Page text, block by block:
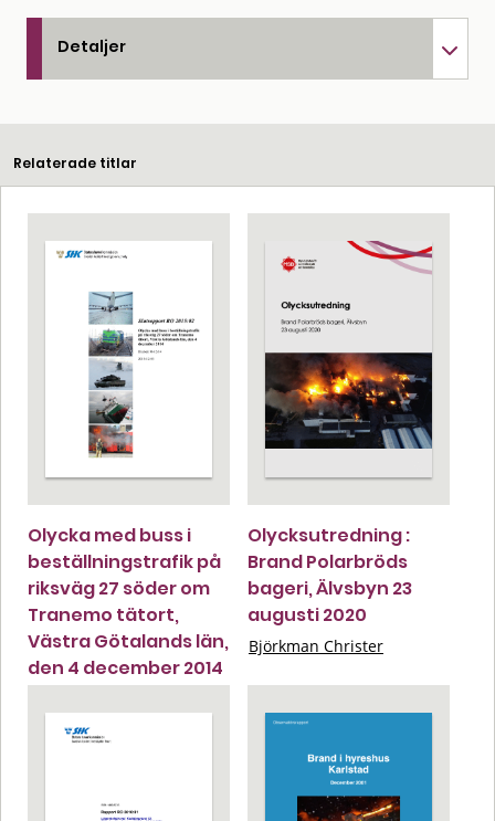
Detaljer
Relaterade titlar
Olycka med buss i
beställningstrafik på
riksväg 27 söder om
Tranemo tätort,
Västra Götalands län,
den 4 december 2014
Olycksutredning :
Brand Polarbröds
bageri, Älvsbyn 23
augusti 2020
Björkman Christer